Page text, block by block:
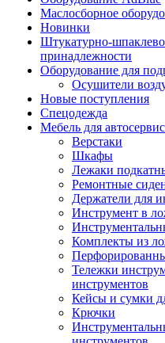
Маслосборное
Новинки
Штукатурно-
принадлежности
Оборудование для
Осушители
Новые поступления
Спецодежда
Мебель для
Верстаки
Шкафы
Лежаки
Ремонтные
Держатели для
Инструмент в
Комплекты из
Тележки
инструментов
Кейсы и сумки
Крючки